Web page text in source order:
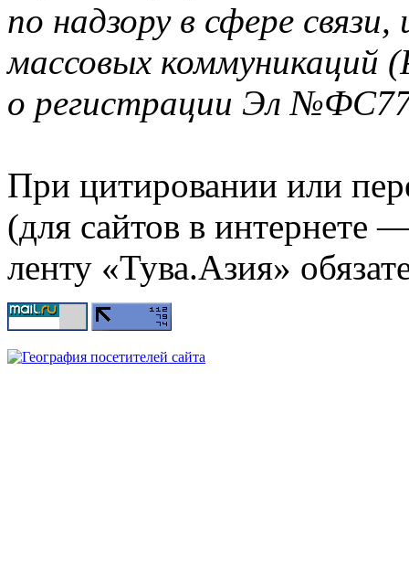
по надзору в сфере
массовых коммуникаций
о регистрации Эл
При цитировании или
(для сайтов в интернете
ленту «Тува.Азия»